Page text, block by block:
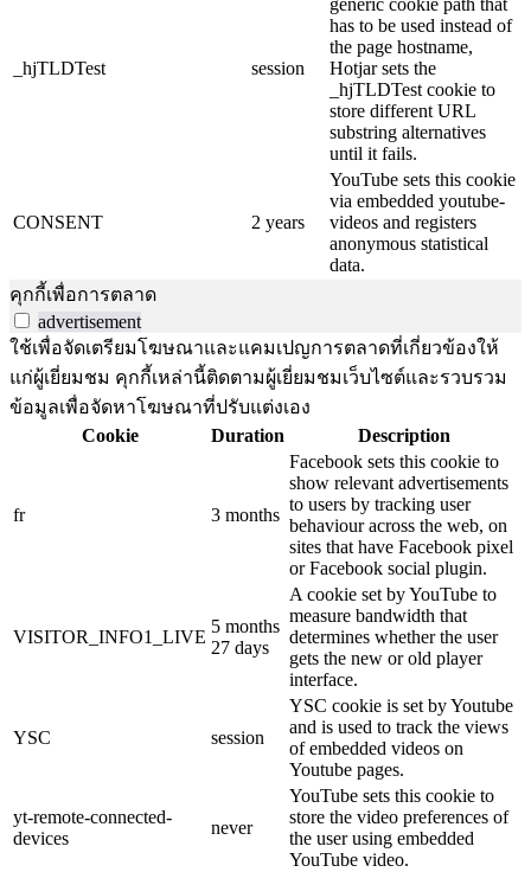
_hjTLDTest session
generic cookie path that
has to be used instead of
the page hostname,
Hotjar sets the
_hjTLDTest cookie to
store different URL
substring alternatives
until it fails.
CONSENT 2 years
YouTube sets this cookie
via embedded youtube-
videos and registers
anonymous statistical
data.
คุกกี้เพื่อการตลาด
advertisement
ใช้เพื่อจัดเตรียมโฆษณาและแคมเปญการตลาดที่เกี่ยวข้องให้
แก่ผู้เยี่ยมชม คุกกี้เหล่านี้ติดตามผู้เยี่ยมชมเว็บไซต์และรวบรวม
ข้อมูลเพื่อจัดหาโฆษณาที่ปรับแต่งเอง
Cookie
Duration Description
fr 3 months
Facebook sets this cookie to
show relevant advertisements
to users by tracking user
behaviour across the web, on
sites that have Facebook pixel
or Facebook social plugin.
VISITOR_INFO1_LIVE
5 months
27 days
A cookie set by YouTube to
measure bandwidth that
determines whether the user
gets the new or old player
interface.
YSC session
YSC cookie is set by Youtube
and is used to track the views
of embedded videos on
Youtube pages.
yt-remote-connected-
devices
never
YouTube sets this cookie to
store the video preferences of
the user using embedded
YouTube video.